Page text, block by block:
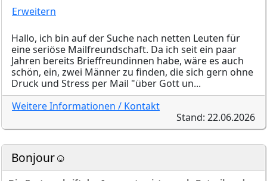
Erweitern
Hallo, ich bin auf der Suche nach netten Leuten für
eine seriöse Mailfreundschaft. Da ich seit ein paar
Jahren bereits Brieffreundinnen habe, wäre es auch
schön, ein, zwei Männer zu finden, die sich gern ohne
Druck und Stress per Mail "über Gott un...
Weitere Informationen / Kontakt
Stand: 22.06.2026
Bonjour☺️